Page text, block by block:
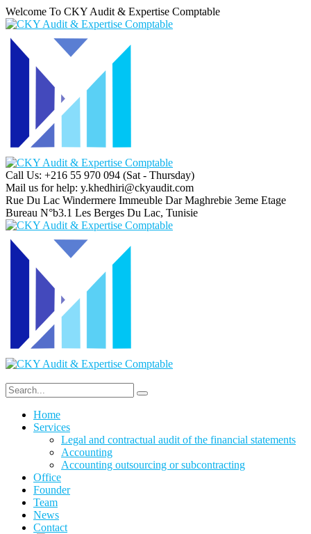
Welcome To CKY Audit & Expertise Comptable
Call Us: +216 55 970 094 (Sat - Thursday)
Mail us for help: y.khedhiri@ckyaudit.com
Rue Du Lac Windermere Immeuble Dar Maghrebie 3eme Etage
Bureau N°b3.1 Les Berges Du Lac, Tunisie
Home
Services
Legal and contractual audit of the financial statements
Accounting
Accounting outsourcing or subcontracting
Office
Founder
Team
News
Contact